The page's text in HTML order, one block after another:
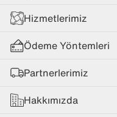
Hizmetlerimiz
Ödeme Yöntemleri
Partnerlerimiz
Hakkımızda